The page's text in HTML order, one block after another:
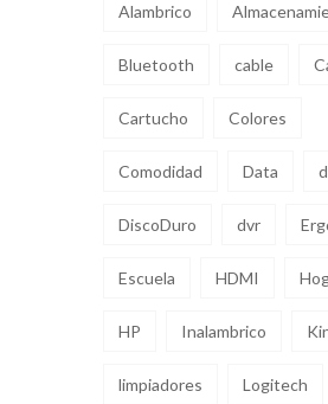
Alambrico
Bluetooth cable
Cartucho Colores
Comodidad Data
DiscoDuro dvr
Escuela HDMI
HP Inalambrico
limpiadores Logitech